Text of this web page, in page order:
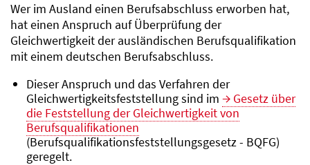
Wer im Ausland einen Berufsabschluss erworben hat,
hat einen Anspruch auf Überprüfung der
Gleichwertigkeit der ausländischen Berufsqualifikation
mit einem deutschen Berufsabschluss.
Dieser Anspruch und das Verfahren der
Gleichwertigkeitsfeststellung sind im
Gesetz über
die Feststellung der Gleichwertigkeit von
Berufsqualifikationen
(Berufsqualifikationsfeststellungsgesetz - BQFG)
geregelt.